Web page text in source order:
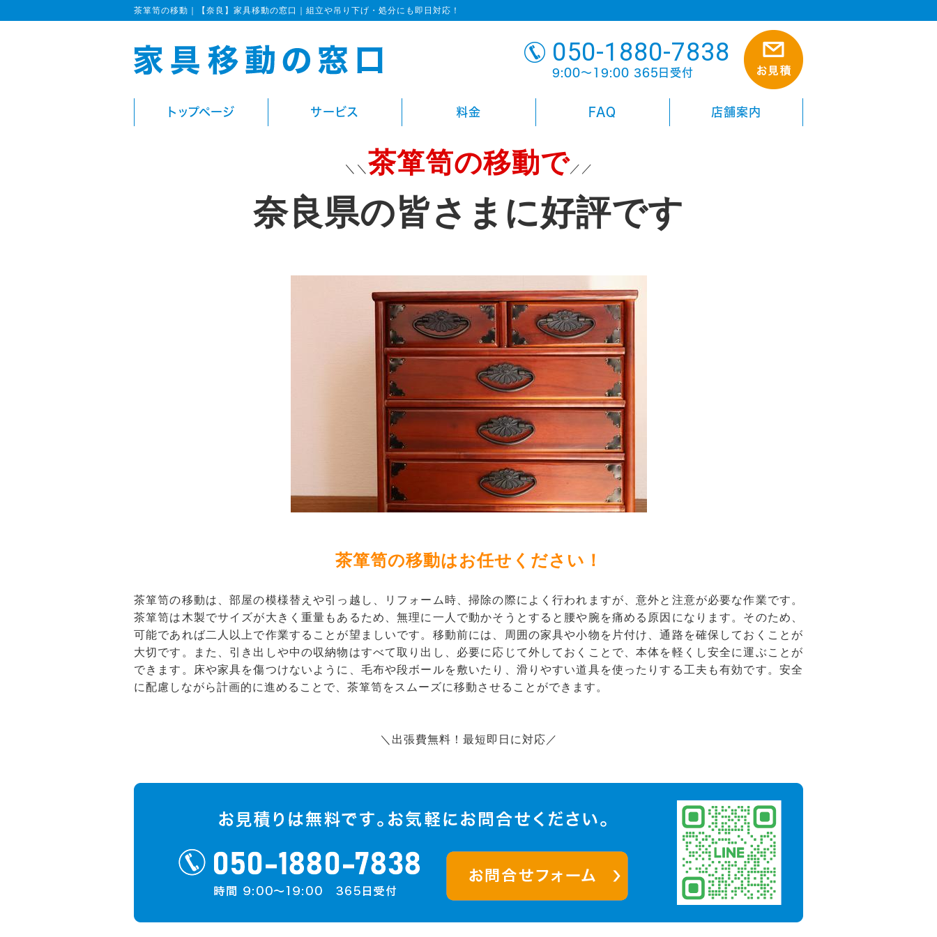
茶箪笥の移動｜【奈良】家具移動の窓口｜組立や吊り下げ・処分にも即日対応！
050-1880-7838
9:00～19:00 365日受付
トップページ サービス 料金 FAQ 店舗案内
＼＼ 茶箪笥の移動で ／／
奈良県の皆さまに好評です
茶箪笥の移動はお任せください！
茶箪笥の移動は、部屋の模様替えや引っ越し、リフォーム時、掃除の際によく行われますが、意外と注意が必要な作業です。
茶箪笥は木製でサイズが大きく重量もあるため、無理に一人で動かそうとすると腰や腕を痛める原因になります。そのため、
可能であれば二人以上で作業することが望ましいです。移動前には、周囲の家具や小物を片付け、通路を確保しておくことが
大切です。また、引き出しや中の収納物はすべて取り出し、必要に応じて外しておくことで、本体を軽くし安全に運ぶことが
できます。床や家具を傷つけないように、毛布や段ボールを敷いたり、滑りやすい道具を使ったりする工夫も有効です。安全
に配慮しながら計画的に進めることで、茶箪笥をスムーズに移動させることができます。
＼出張費無料！最短即日に対応／